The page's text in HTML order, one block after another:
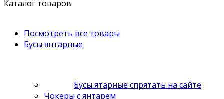
Каталог товаров
Посмотреть все товары
Бусы янтарные
Бусы ятарные спрятать на сайте
Чокеры с янтарем